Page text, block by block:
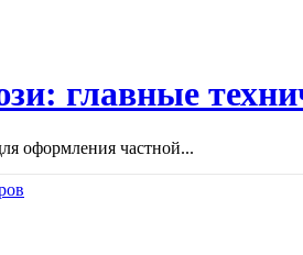
главные
оформления частной...